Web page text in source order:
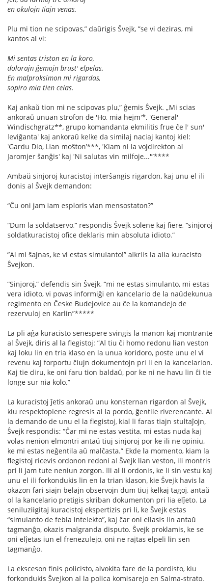
en okulojn Iiajn venas.
Plu mi tion ne scipovas,” daŭrigis Ŝvejk, ”se vi deziras, mi
kantos al vi:
Mi sentas triston en la koro,
dolorajn ĝemojn brust' elpelas.
En malproksimon mi rigardas,
sopiro mia tien celas.
Kaj ankaŭ tion mi ne scipovas plu,” ĝemis Ŝvejk. „Mi scias
ankoraŭ unuan strofon de 'Ho, mia hejm'*, 'General'
Windischgrätz**, grupo komandanta ekmilitis frue ĉe l' sun'
leviĝanta' kaj ankoraŭ kelke da similaj naciaj kantoj kiel:
'Gardu Dio, Lian moŝton’***, 'Kiam ni la vojdirekton al
Jaromjer ŝanĝis' kaj 'Ni salutas vin milfoje...'”****
Ambaŭ sinjoroj kuracistoj interŝangis rigardon, kaj unu el ili
donis al Ŝvejk demandon:
“Ĉu oni jam iam esploris vian mensostaton?”
“Dum la soldatservo,” respondis Ŝvejk solene kaj ﬁere, “sinjoroj
soldatkuracistoj oﬁce deklaris min absoluta idioto.”
”Al mi ŝajnas, ke vi estas simulanto!” alkriis la alia kuracisto
Ŝvejkon.
”Sinjoroj,” defendis sin Ŝvejk, “mi ne estas simulanto, mi estas
vera idioto, vi povas informiĝi en kancelario de la naŭdekunua
regimento en Ĉeske Budejovice au ĉe la komandejo de
rezervuloj en Karlin”*****
La pli aĝa kuracisto senespere svingis la manon kaj montrante
al Ŝvejk, diris al la ﬂegistoj: ”Al tiu ĉi homo redonu lian veston
kaj loku lin en tria klaso en la unua koridoro, poste unu el vi
revenu kaj forportu ĉiujn dokumentojn pri li en la kancelarion.
Kaj tie diru, ke oni faru tion baldaŭ, por ke ni ne havu lin ĉi tie
longe sur nia kolo.”
La kuracistoj ĵetis ankoraŭ unu konsternan rigardon al Ŝvejk,
kiu respektoplene regresis al la pordo, ĝentile riverencante. Al
la demando de unu el la ﬂegistoj, kial li faras tiajn stultaĵojn,
Ŝvejk respondis: “Ĉar mi ne estas vestita, mi estas nuda kaj
volas nenion elmontri antaŭ tiuj sinjoroj por ke ili ne opiniu,
ke mi estas neĝentila aŭ malĉasta.” Ekde la momento, kiam la
ﬂegistoj ricevis ordonon redoni al Ŝvejk lian veston, ili montris
pri li jam tute neniun zorgon. lli al li ordonis, ke li sin vestu kaj
unu el ili forkondukis lin en la trian klason, kie Ŝvejk havis la
okazon fari siajn belajn observojn dum tiuj kelkaj tagoj, antaŭ
ol la kancelario pretigis skriban dokumenton pri lia elĵeto. La
seniluziigitaj kuracistoj ekspertizis pri li, ke Ŝvejk estas
“simulanto de febla intelekto”, kaj ĉar oni ellasis lin antaŭ
tagmanĝo, okazis malgranda disputo. Ŝvejk proklamis, ke se
oni elĵetas iun el frenezulejo, oni ne rajtas elpeli lin sen
tagmanĝo.
La eksceson ﬁnis policisto, alvokita fare de la pordisto, kiu
forkondukis Ŝvejkon al la polica komisarejo en Salma-strato.